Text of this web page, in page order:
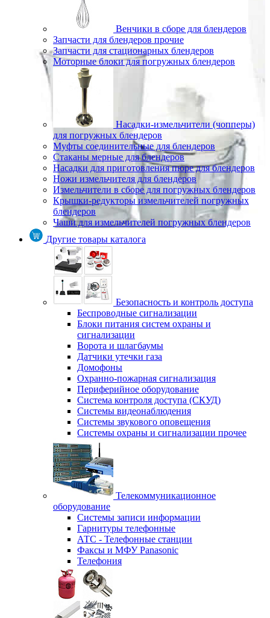
Венчики в сборе для блендеров
Запчасти для блендеров прочие
Запчасти для стационарных блендеров
Моторные блоки для погружных блендеров
Насадки-измельчители (чопперы)
для погружных блендеров
Муфты соединительные для блендеров
Стаканы мерные для блендеров
Насадки для приготовления пюре для блендеров
Ножи измельчителя для блендеров
Измельчители в сборе для погружных блендеров
Крышки-редукторы измельчителей погружных
блендеров
Чаши для измельчителей погружных блендеров
Другие товары каталога
Безопасность и контроль доступа
Беспроводные сигнализации
Блоки питания систем охраны и
сигнализации
Ворота и шлагбаумы
Датчики утечки газа
Домофоны
Охранно-пожарная сигнализация
Периферийное оборудование
Система контроля доступа (СКУД)
Системы видеонаблюдения
Системы звукового оповещения
Системы охраны и сигнализации прочее
Телекоммуникационное
оборудование
Системы записи информации
Гарнитуры телефонные
АТС - Телефонные станции
Факсы и МФУ Panasonic
Телефония